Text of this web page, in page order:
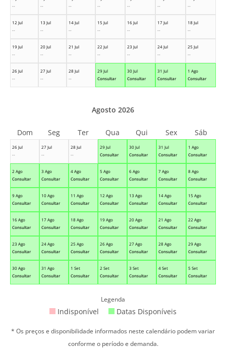
--
--
--
--
--
--
--
12 Jul
--
13 Jul
--
14 Jul
--
15 Jul
--
16 Jul
--
17 Jul
--
18 Jul
--
19 Jul
--
20 Jul
--
21 Jul
--
22 Jul
--
23 Jul
--
24 Jul
--
25 Jul
--
26 Jul
--
27 Jul
--
28 Jul
--
29 Jul
Consultar
30 Jul
Consultar
31 Jul
Consultar
1 Ago
Consultar
26 Jul
--
27 Jul
--
28 Jul
--
29 Jul
Consultar
30 Jul
Consultar
31 Jul
Consultar
1 Ago
Consultar
2 Ago
Consultar
3 Ago
Consultar
4 Ago
Consultar
5 Ago
Consultar
6 Ago
Consultar
7 Ago
Consultar
8 Ago
Consultar
9 Ago
Consultar
10 Ago
Consultar
11 Ago
Consultar
12 Ago
Consultar
13 Ago
Consultar
14 Ago
Consultar
15 Ago
Consultar
16 Ago
Consultar
17 Ago
Consultar
18 Ago
Consultar
19 Ago
Consultar
20 Ago
Consultar
21 Ago
Consultar
22 Ago
Consultar
23 Ago
Consultar
24 Ago
Consultar
25 Ago
Consultar
26 Ago
Consultar
27 Ago
Consultar
28 Ago
Consultar
29 Ago
Consultar
30 Ago
Consultar
31 Ago
Consultar
1 Set
Consultar
2 Set
Consultar
3 Set
Consultar
4 Set
Consultar
5 Set
Consultar
Agosto 2026
Dom Seg Ter Qua Qui Sex Sáb
Legenda
Indisponível Datas Disponíveis
* Os preços e disponibilidade informados neste calendário podem variar
conforme o período e demanda.